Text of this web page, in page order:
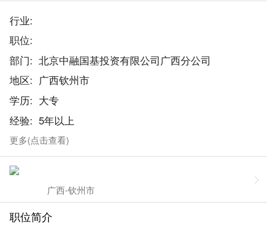
行业:
职位:
部门: 北京中融国基投资有限公司广西分公司
地区: 广西钦州市
学历: 大专
经验: 5年以上
更多(点击查看)
广西-钦州市
职位简介